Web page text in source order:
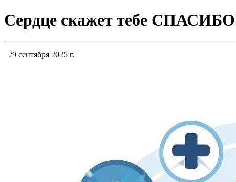
Сердце скажет тебе
29 сентября 2025 г.